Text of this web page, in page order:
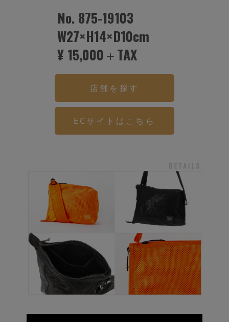
No. 875-19103
W27×H14×D10cm
¥ 15,000＋TAX
店舗を探す
ECサイトはこちら